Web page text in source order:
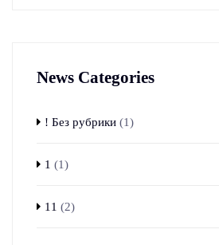
News Categories
! Без рубрики (1)
1 (1)
11 (2)